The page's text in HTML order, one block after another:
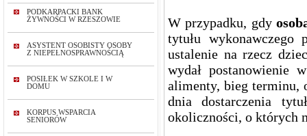
PODKARPACKI BANK
ŻYWNOŚCI W RZESZOWIE
ASYSTENT OSOBISTY OSOBY
Z NIEPEŁNOSPRAWNOŚCIĄ
POSIŁEK W SZKOLE I W
DOMU
KORPUS WSPARCIA
SENIORÓW
W przypadku, gdy
tytułu wykonawczego
ustalenie na rzecz
wydał postanowienie
alimenty, bieg terminu,
dnia dostarczenia
okoliczności, o których